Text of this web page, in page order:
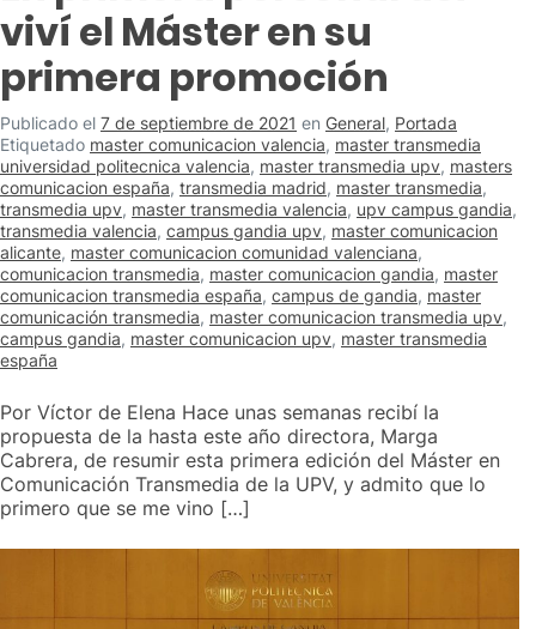
viví el Máster en su
primera promoción
Publicado el 7 de septiembre de 2021 en General, Portada
Etiquetado master comunicacion valencia, master transmedia
universidad politecnica valencia, master transmedia upv, masters
comunicacion españa, transmedia madrid, master transmedia,
transmedia upv, master transmedia valencia, upv campus gandia,
transmedia valencia, campus gandia upv, master comunicacion
alicante, master comunicacion comunidad valenciana,
comunicacion transmedia, master comunicacion gandia, master
comunicacion transmedia españa, campus de gandia, master
comunicación transmedia, master comunicacion transmedia upv,
campus gandia, master comunicacion upv, master transmedia
españa
Por Víctor de Elena Hace unas semanas recibí la
propuesta de la hasta este año directora, Marga
Cabrera, de resumir esta primera edición del Máster en
Comunicación Transmedia de la UPV, y admito que lo
primero que se me vino […]